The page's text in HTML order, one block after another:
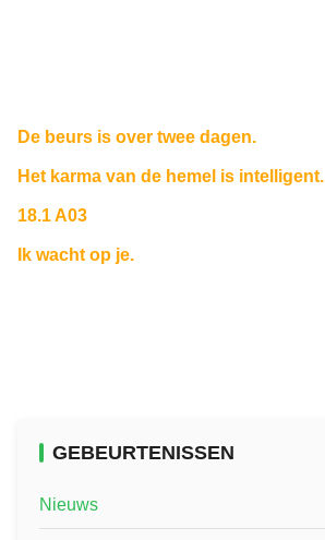
De beurs is over twee dagen.
Het karma van de hemel is intelligent.
18.1 A03
Ik wacht op je.
GEBEURTENISSEN
Nieuws